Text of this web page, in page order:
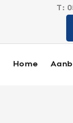
T:
Home